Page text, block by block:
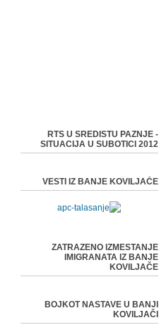
RTS U SREDISTU PAZNJE -
SITUACIJA U SUBOTICI 2012
VESTI IZ BANJE KOVILJAČE
ZATRAZENO IZMESTANJE
IMIGRANATA IZ BANJE
KOVILJAČE
BOJKOT NASTAVE U BANJI
KOVILJAČI